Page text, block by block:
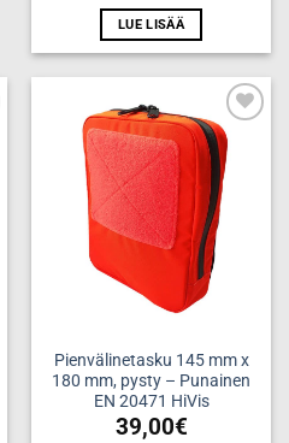
LUE LISÄÄ
Add to
wishlist
Pienvälinetasku 145 mm x
180 mm, pysty – Punainen
EN 20471 HiVis
39,00€